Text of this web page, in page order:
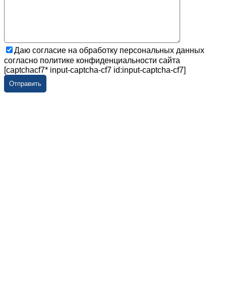
Даю согласие на обработку персональных данных
согласно политике конфиденциальности сайта
[captchacf7* input-captcha-cf7 id:input-captcha-cf7]